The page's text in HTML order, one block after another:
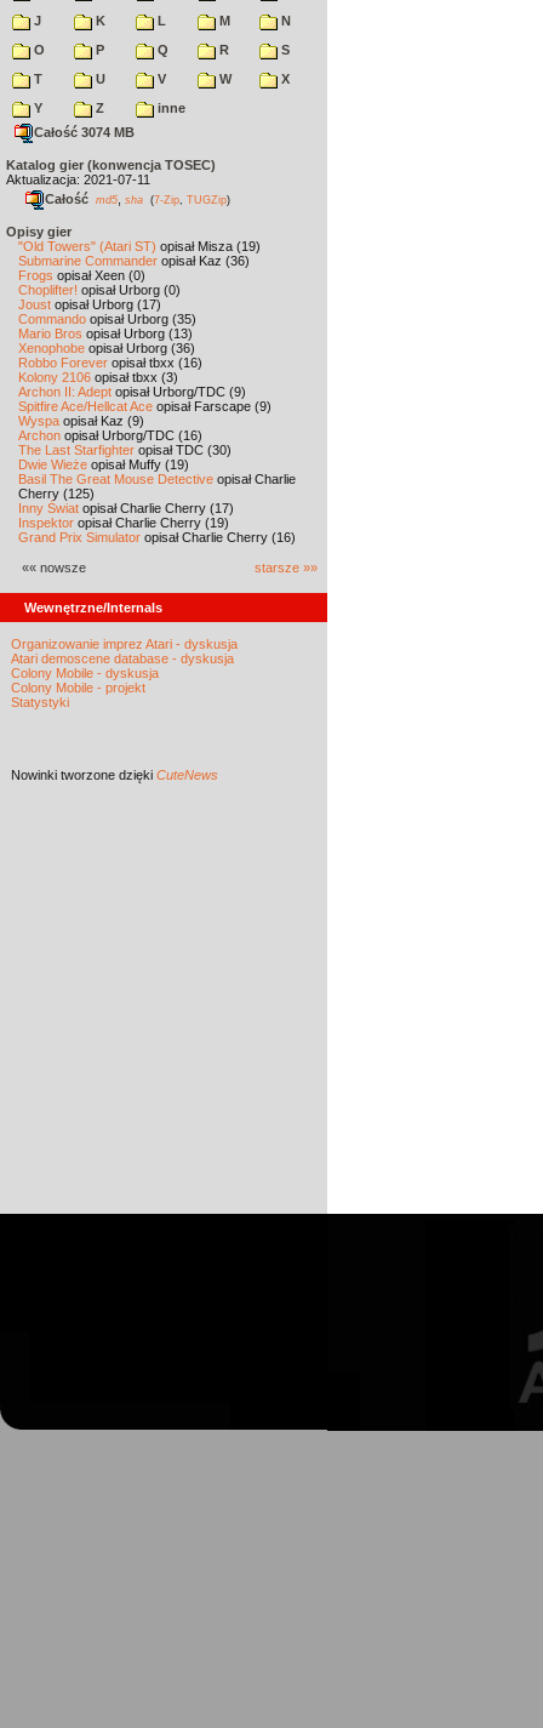
J
K L M
N
O
P Q R
S
T
U V W
X
Y
Z
inne
Całość 3074 MB
Katalog gier (konwencja TOSEC)
Aktualizacja: 2021-07-11
Całość md5 sha (7-Zip TUGZip)
Opisy gier
"Old Towers" (Atari ST) opisał Misza (19)
Submarine Commander opisał Kaz (36)
Frogs opisał Xeen (0)
Choplifter! opisał Urborg (0)
Joust opisał Urborg (17)
Commando opisał Urborg (35)
Mario Bros opisał Urborg (13)
Xenophobe opisał Urborg (36)
Robbo Forever opisał tbxx (16)
Kolony 2106 opisał tbxx (3)
Archon II: Adept opisał Urborg/TDC (9)
Spitfire Ace/Hellcat Ace opisał Farscape (9)
Wyspa opisał Kaz (9)
Archon opisał Urborg/TDC (16)
The Last Starfighter opisał TDC (30)
Dwie Wieże opisał Muffy (19)
Basil The Great Mouse Detective opisał Charlie
Cherry (125)
Inny Świat opisał Charlie Cherry (17)
Inspektor opisał Charlie Cherry (19)
Grand Prix Simulator opisał Charlie Cherry (16)
«« nowsze starsze »»
Wewnętrzne/Internals
Organizowanie imprez Atari - dyskusja
Atari demoscene database - dyskusja
Colony Mobile - dyskusja
Colony Mobile - projekt
Statystyki
Nowinki tworzone dzięki CuteNews